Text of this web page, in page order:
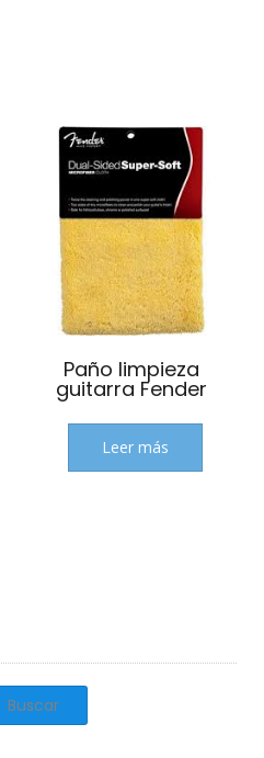
Paño limpieza
guitarra Fender
Leer más
Buscar